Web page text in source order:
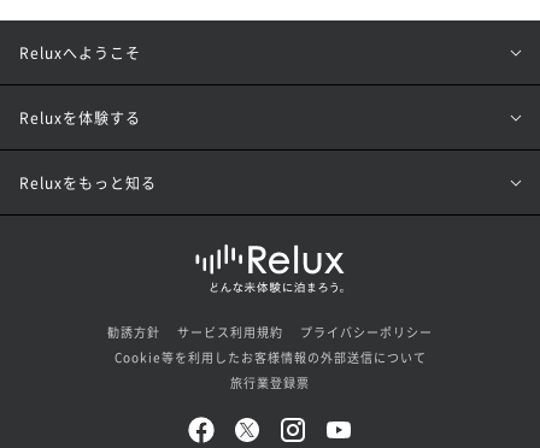
Reluxへようこそ
Reluxを体験する
Reluxをもっと知る
勧誘方針 サービス利用規約
プライバシーポリシー
Cookie等を利用したお客様情報の外部送信について
旅行業登録票